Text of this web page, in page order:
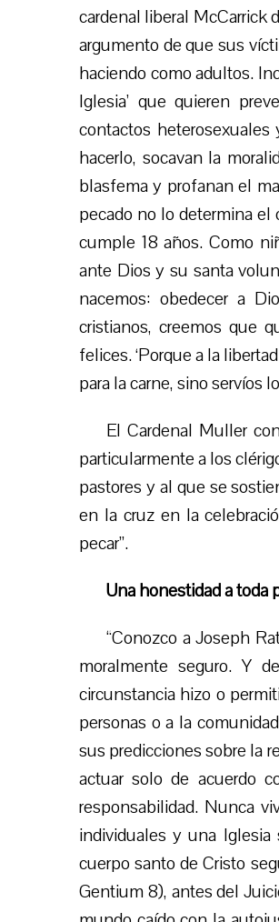
cardenal liberal McCarrick
argumento de que sus
haciendo como adultos.
Iglesia’ que quieren
contactos
hacerlo, socavan la
blasfema y profanan el
pecado no lo determina el
cumple 18 años. Como
ante Dios y su santa
nacemos: obedecer a
cristianos, creemos que
felices. ‘Porque a la
para la carne, sino servíos
El Cardenal Muller
particularmente a los
pastores y al que se
en la cruz en la
pecar”.
Una honestidad a toda
“Conozco a Joseph
moralmente seguro. Y
circunstancia hizo o
personas o a la
sus predicciones sobre la
actuar solo de acuerdo
responsabilidad. Nunca
individuales y una
cuerpo santo de Cristo
Gentium 8), antes del